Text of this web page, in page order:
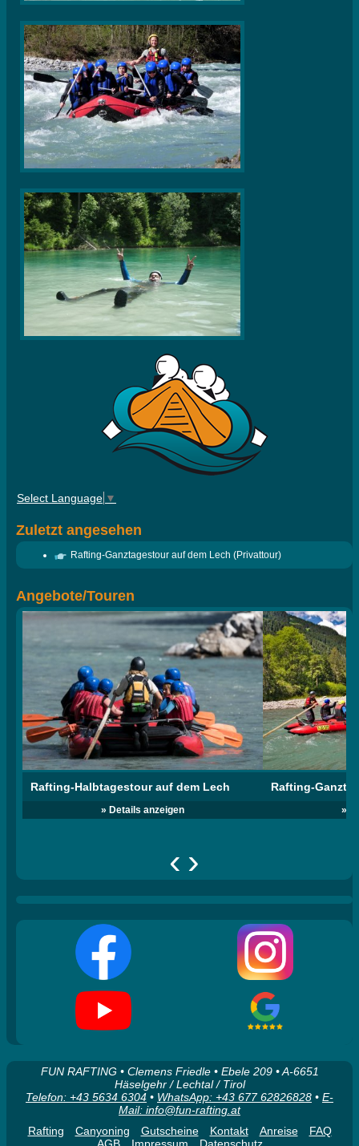
Select Language ▼
Zuletzt angesehen
Rafting-Ganztagestour auf dem Lech (Privattour)
Angebote/Touren
Rafting-Halbtagestour auf dem Lech
» Details anzeigen
Rafting-
»
‹ ›
FUN RAFTING • Clemens Friedle • Ebele 209 • A-6651
Häselgehr / Lechtal / Tirol
Telefon: +43 5634 6304 • WhatsApp: +43 677 62826828 • E-
Mail: info@fun-rafting.at
Rafting
Canyoning Gutscheine Kontakt Anreise
FAQ
AGB
Impressum Datenschutz